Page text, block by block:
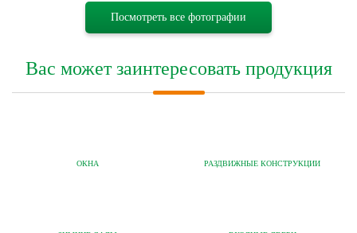
Посмотреть все фотографии
Вас может заинтересовать продукция
ОКНА РАЗДВИЖНЫЕ КОНСТРУКЦИИ